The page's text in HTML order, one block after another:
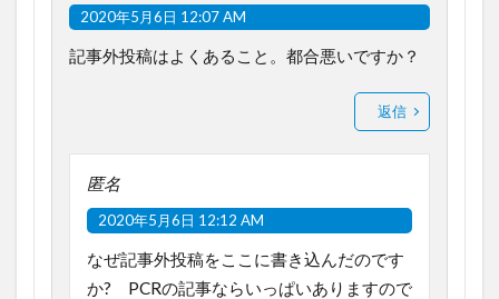
2020年5月6日 12:07 AM
記事外投稿はよくあること。都合悪いですか？
返信
匿名
2020年5月6日 12:12 AM
なぜ記事外投稿をここに書き込んだのです
か? PCRの記事ならいっぱいありますので